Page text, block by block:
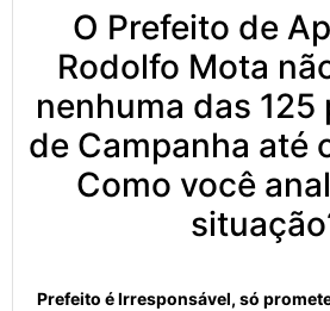
O Prefeito de
Rodolfo Mota
nenhuma das 125
de Campanha até
Como você
Prefeito é Irresponsável, só